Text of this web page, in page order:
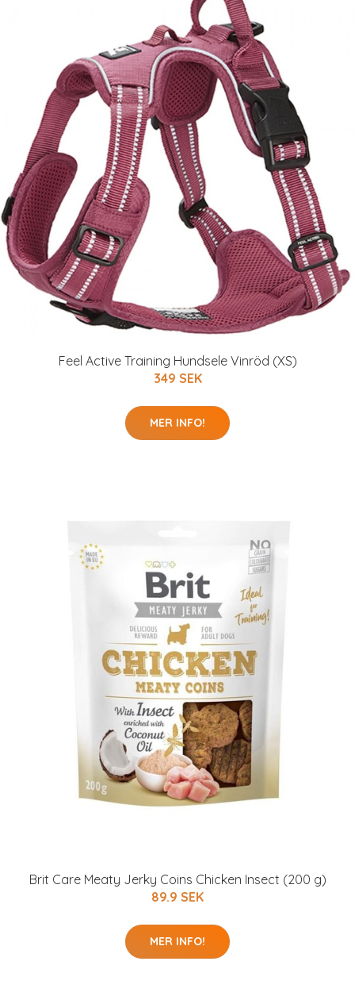
Feel Active Training Hundsele Vinröd (XS)
349 SEK
MER INFO!
Brit Care Meaty Jerky Coins Chicken Insect (200 g)
89.9 SEK
MER INFO!